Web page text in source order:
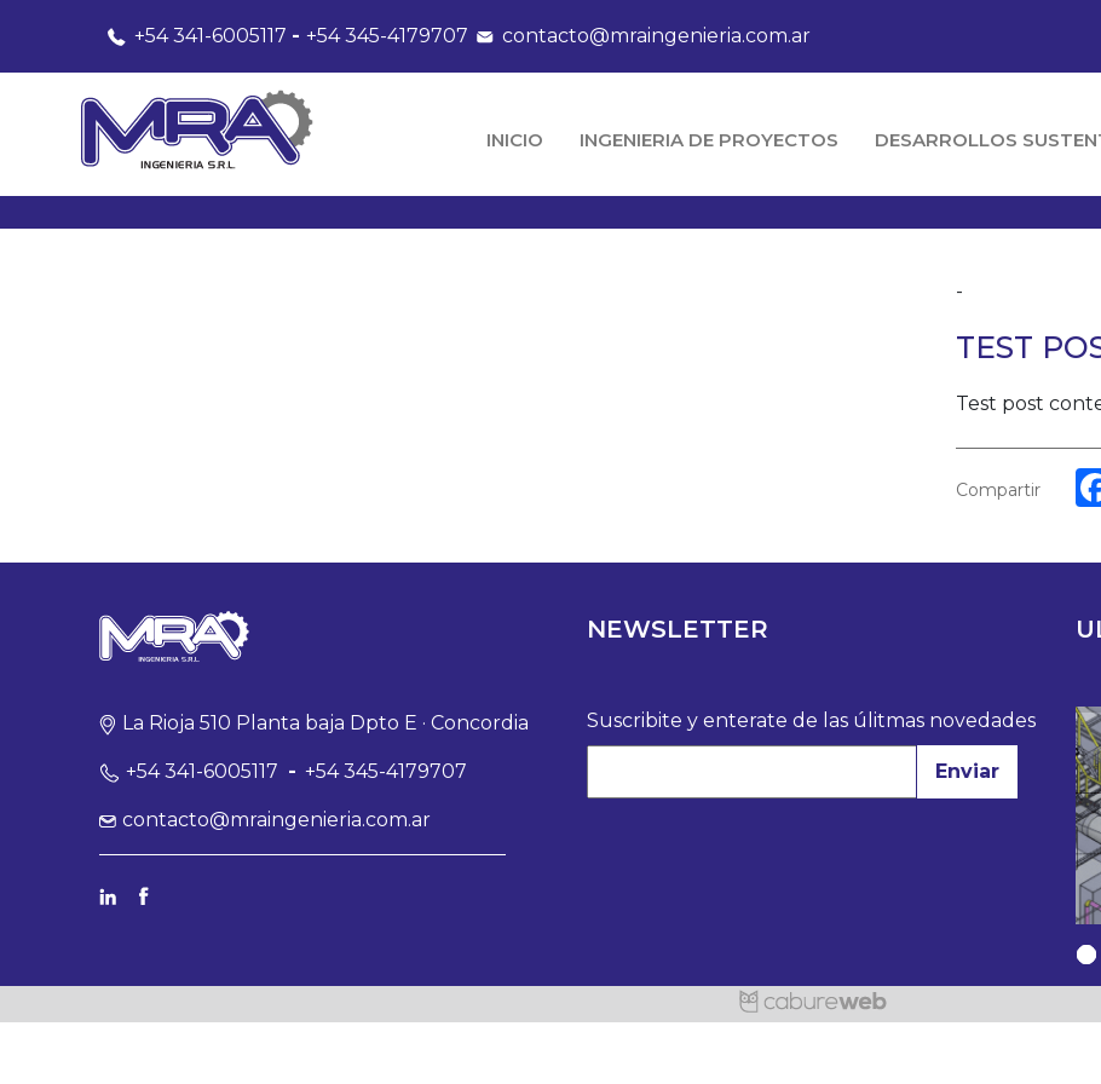
+54 341-6005117 -+54 345-4179707 contacto@mraingenieria.com.ar
INICIO INGENIERIA DE PROYECTOS DESARROLLOS
-
TEST
Test post
Compartir
La Rioja 510 Planta baja Dpto E · Concordia
+54 341-6005117 - +54 345-4179707
contacto@mraingenieria.com.ar
NEWSLETTER
Suscribite y enterate de las úlitmas novedades
Enviar